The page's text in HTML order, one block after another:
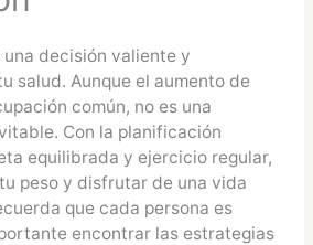
decisión valiente y
salud. Aunque el aumento de
común, no es una
Con la planificación
equilibrada y ejercicio regular,
peso y disfrutar de una vida
que cada persona es
encontrar las estrategias